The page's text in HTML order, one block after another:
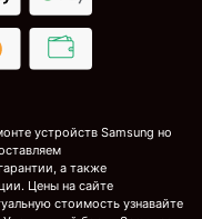
устройств Samsung но
а также
Цены на сайте
стоимость узнавайте